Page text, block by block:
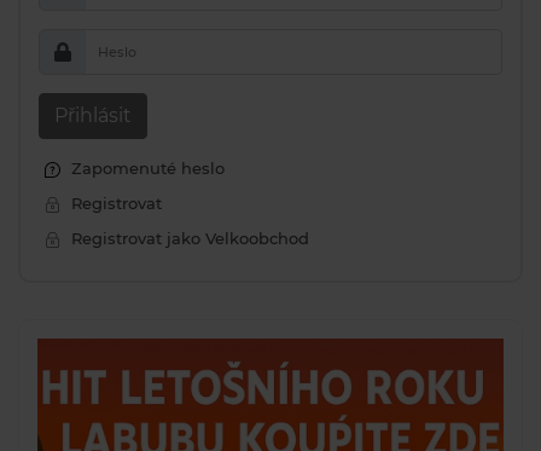
Heslo
Přihlásit
Zapomenuté heslo
Registrovat
Registrovat jako Velkoobchod